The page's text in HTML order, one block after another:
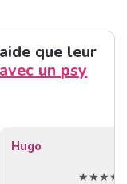
que leur
un psy
Hugo